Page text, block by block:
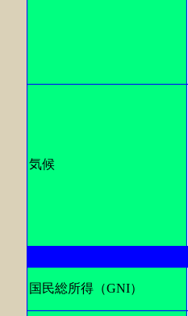
気候
国民総所得（GNI）